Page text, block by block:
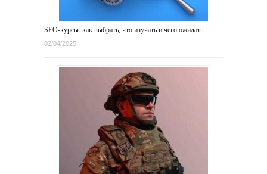
SEO-курсы: как выбрать, что изучать и чего ожидать
02/04/2025